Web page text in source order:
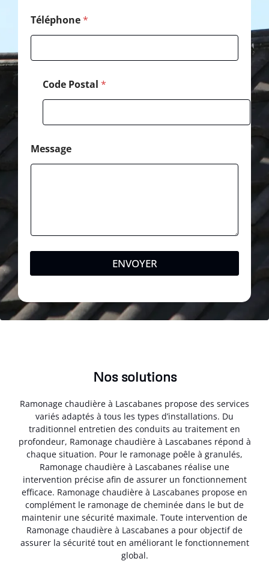
Téléphone*
Code Postal *
Message
ENVOYER
Nos solutions
Ramonage chaudière à Lascabanes propose des services
variés adaptés à tous les types d’installations. Du
traditionnel entretien des conduits au traitement en
profondeur, Ramonage chaudière à Lascabanes répond à
chaque situation. Pour le ramonage poêle à granulés,
Ramonage chaudière à Lascabanes réalise une
intervention précise afin de assurer un fonctionnement
efficace. Ramonage chaudière à Lascabanes propose en
complément le ramonage de cheminée dans le but de
maintenir une sécurité maximale. Toute intervention de
Ramonage chaudière à Lascabanes a pour objectif de
assurer la sécurité tout en améliorant le fonctionnement
global.